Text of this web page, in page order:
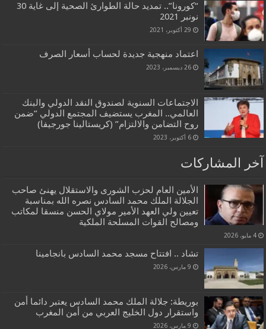
“كورونا”.. تمديد حالة الطوارئ الصحية إلى غاية 30
نونبر 2021
29 أكتوبر، 2021
اعتماد منهجية جديدة لحساب أسعار الصرف
26 ديسمبر، 2023
الاجتماعات السنوية لصندوق النقد الدولي والبنك
العالمي.. المغرب يستضيف المجتمع الدولي “ضمن
روح التضامن والالتزام” (كريستالينا جورجيفا)
6 أكتوبر، 2023
آخر المشاركات
الأمين العام لحزب الشورى والاستقلال يهنئ صاحب
الجلالة الملك محمد السادس نصره الله بمناسبة
تعيين ولي العهد الأمير مولاي الحسن منسقا لمكاتب
ومصالح القوات المسلحة الملكية
4 مايو، 2026
تشاد .. افتتاح مسجد محمد السادس بانجامينا
9 مارس، 2026
بوريطة: جلالة الملك محمد السادس يعتبر دائما أمن
واستقرار دول الخليج العربي من أمن المغرب
9 مارس، 2026